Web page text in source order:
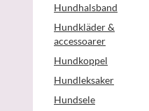
Hundhalsband
Hundkläder &
accessoarer
Hundkoppel
Hundleksaker
Hundsele